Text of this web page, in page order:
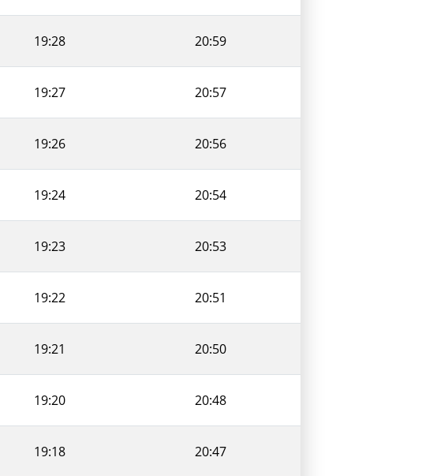
19:28 20:59
19:27 20:57
19:26 20:56
19:24 20:54
19:23 20:53
19:22 20:51
19:21 20:50
19:20 20:48
19:18 20:47